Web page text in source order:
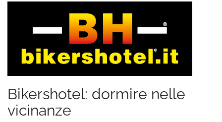
Bikershotel: dormire nelle
vicinanze